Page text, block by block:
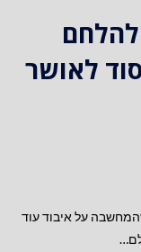
לאושר
על איבוד עוד